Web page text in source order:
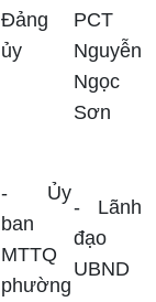
Đảng
ủy
- Ủy
ban
MTTQ
phường
PCT
Nguyễn
Ngọc
Sơn
- Lãnh
đạo
UBND